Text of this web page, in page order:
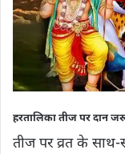
हरतालिका तीज पर दान
तीज पर व्रत के साथ-